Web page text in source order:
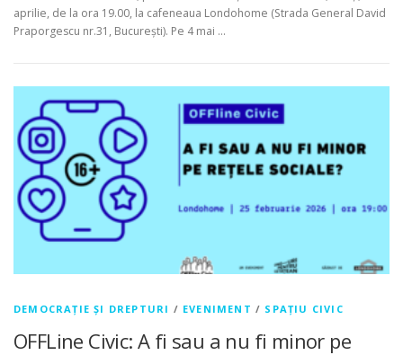
aprilie, de la ora 19.00, la cafeneaua Londohome (Strada General David
Praporgescu nr.31, București). Pe 4 mai …
DEMOCRAȚIE ȘI DREPTURI / EVENIMENT / SPAȚIU CIVIC
OFFLine Civic: A fi sau a nu fi minor pe